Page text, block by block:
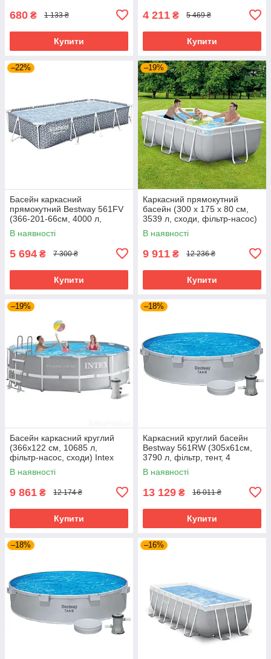
680 ₴ 1 133 ₴
Купити
4 211 ₴ 5 469 ₴
Купити
–22%
Басейн каркасний
прямокутний Bestway 561FV
(366-201-66см, 4000 л,
фільтр-насос) Сірий
В наявності
5 694 ₴ 7 300 ₴
Купити
–19%
Каркасний прямокутний
басейн (300 x 175 x 80 см,
3539 л, сходи, фільтр-насос)
Intex 26784 Сірий Акція до
09.08
В наявності
9 911 ₴ 12 236 ₴
Купити
–19%
Басейн каркасний круглий
(366x122 см, 10685 л,
фільтр-насос, сходи) Intex
26718 Сірий Акція до 09.08
В наявності
9 861 ₴ 12 174 ₴
Купити
–18%
Каркасний круглий басейн
Bestway 561RW (305х61см,
3790 л, фільтр, тент, 4
підсклянники) Сірий
В наявності
13 129 ₴ 16 011 ₴
Купити
–18% –16%